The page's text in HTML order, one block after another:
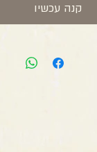
קנה עכשיו